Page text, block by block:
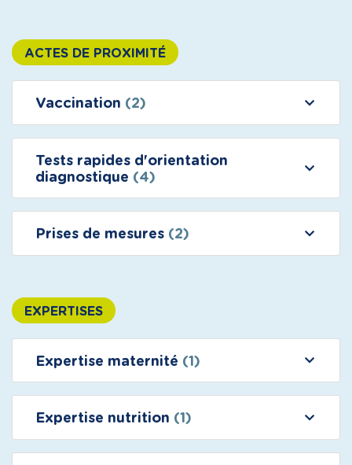
ACTES DE PROXIMITÉ
Vaccination (2)
Tests rapides d'orientation
diagnostique (4)
Prises de mesures (2)
EXPERTISES
Expertise maternité (1)
Expertise nutrition (1)